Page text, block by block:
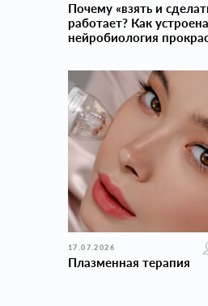
Почему «взять и
работает? Как устроена
нейробиология
17.07.2026
Плазменная терапия